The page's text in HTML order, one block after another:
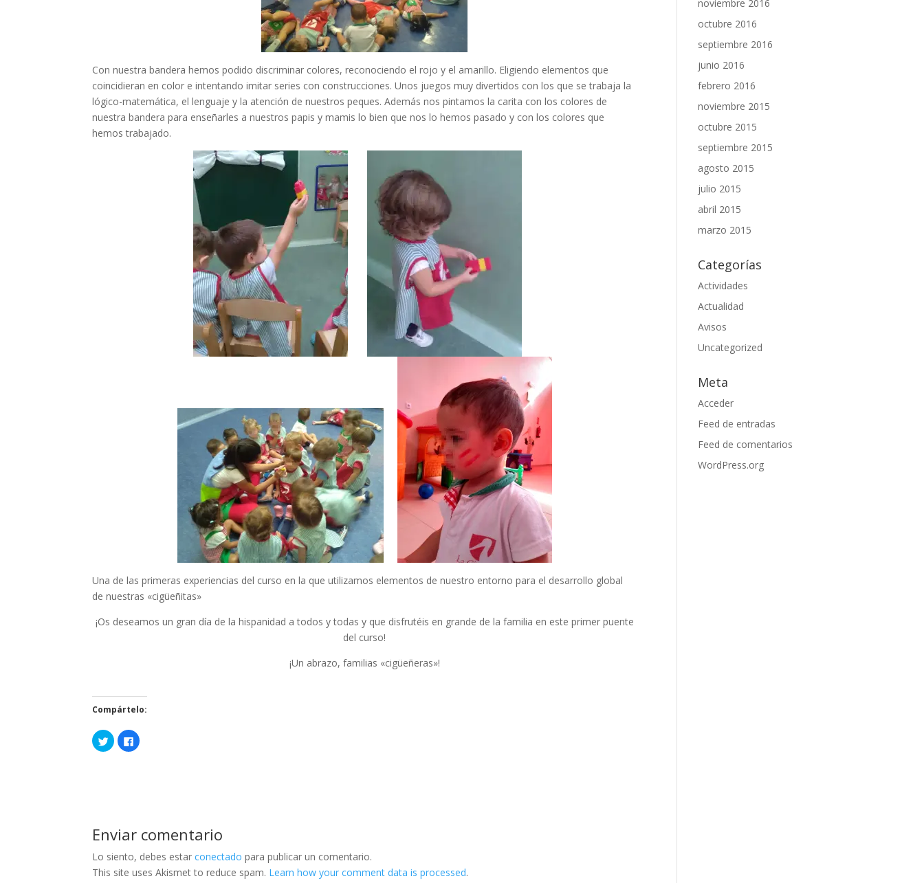
Con nuestra bandera hemos podido discriminar colores, reconociendo el rojo y el amarillo. Eligiendo elementos que
coincidieran en color e intentando imitar series con construcciones. Unos juegos muy divertidos con los que se trabaja la
lógico-matemática, el lenguaje y la atención de nuestros peques. Además nos pintamos la carita con los colores de
nuestra bandera para enseñarles a nuestros papis y mamis lo bien que nos lo hemos pasado y con los colores que
hemos trabajado.
Una de las primeras experiencias del curso en la que utilizamos elementos de nuestro entorno para el desarrollo global
de nuestras «cigüeñitas»
¡Os deseamos un gran día de la hispanidad a todos y todas y que disfrutéis en grande de la familia en este primer puente
del curso!
¡Un abrazo, familias «cigüeñeras»!
Compártelo:
H
a
o
p
a
r
t
H
a
o
p
a
r
t
Enviar comentario
Lo siento, debes estarconectado para publicar un comentario.
This site uses Akismet to reduce spam. Learn how your comment data is processed.
noviembre 2016
octubre 2016
septiembre 2016
junio 2016
febrero 2016
noviembre 2015
octubre 2015
septiembre 2015
agosto 2015
julio 2015
abril 2015
marzo 2015
Categorías
Actividades
Actualidad
Avisos
Uncategorized
Meta
Acceder
Feed de entradas
Feed de comentarios
WordPress.org